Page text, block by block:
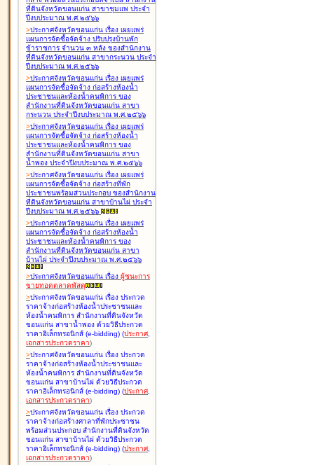
ที่ดินจังหวัดขอนแก่น สาขาชุมแพ ประจำ
ปีงบประมาณ พ.ศ.๒๕๖๖
>ประกาศจังหวัดขอนแก่น เรื่อง เผยแพร่
แผนการจัดซื้อจัดจ้าง ปรับปรุงบ้านพัก
ข้าราชการ จำนวน ๓ หลัง ของสำนักงาน
ที่ดินจังหวัดขอนแก่น สาขากระนวน ประจำ
ปีงบประมาณ พ.ศ.๒๕๖๖
>ประกาศจังหวัดขอนแก่น เรื่อง เผยแพร่
แผนการจัดซื้อจัดจ้าง ก่อสร้างห้องน้ำ
ประชาชนและห้องน้ำคนพิการ ของ
สำนักงานที่ดินจังหวัดขอนแก่น สาขา
กระนวน ประจำปีงบประมาณ พ.ศ.๒๕๖๖
>ประกาศจังหวัดขอนแก่น เรื่อง เผยแพร่
แผนการจัดซื้อจัดจ้าง ก่อสร้างห้องน้ำ
ประชาชนและห้องน้ำคนพิการ ของ
สำนักงานที่ดินจังหวัดขอนแก่น สาขา
น้ำพอง ประจำปีงบประมาณ พ.ศ.๒๕๖๖
>ประกาศจังหวัดขอนแก่น เรื่อง เผยแพร่
แผนการจัดซื้อจัดจ้าง ก่อสร้างที่พัก
ประชาชนพร้อมส่วนประกอบ ของสำนักงาน
ที่ดินจังหวัดขอนแก่น สาขาบ้านไผ่ ประจำ
ปีงบประมาณ พ.ศ.๒๕๖๖
>ประกาศจังหวัดขอนแก่น เรื่อง เผยแพร่
แผนการจัดซื้อจัดจ้าง ก่อสร้างห้องน้ำ
ประชาชนและห้องน้ำคนพิการ ของ
สำนักงานที่ดินจังหวัดขอนแก่น สาขา
บ้านไผ่ ประจำปีงบประมาณ พ.ศ.๒๕๖๖
>ประกาศจังหวัดขอนแก่น เรื่อง ผู้ชนะการ
ขายทอดตลาดพัสดุ
>ประกาศจังหวัดขอนแก่น เรื่อง ประกวด
ราคาจ้างก่อสร้างห้องน้ำประชาชนและ
ห้องน้ำคนพิการ สำนักงานที่ดินจังหวัด
ขอนแก่น สาขาน้ำพอง ด้วยวิธีประกวด
ราคาอิเล็กทรอนิกส์ (e-bidding) (ประกาศ,
เอกสารประกวดราคา)
>ประกาศจังหวัดขอนแก่น เรื่อง ประกวด
ราคาจ้างก่อสร้างห้องน้ำประชาชนและ
ห้องน้ำคนพิการ สำนักงานที่ดินจังหวัด
ขอนแก่น สาขาบ้านไผ่ ด้วยวิธีประกวด
ราคาอิเล็กทรอนิกส์ (e-bidding) (ประกาศ,
เอกสารประกวดราคา)
>ประกาศจังหวัดขอนแก่น เรื่อง ประกวด
ราคาจ้างก่อสร้างศาลาที่พักประชาชน
พร้อมส่วนประกอบ สำนักงานที่ดินจังหวัด
ขอนแก่น สาขาบ้านไผ่ ด้วยวิธีประกวด
ราคาอิเล็กทรอนิกส์ (e-bidding) (ประกาศ,
เอกสารประกวดราคา)